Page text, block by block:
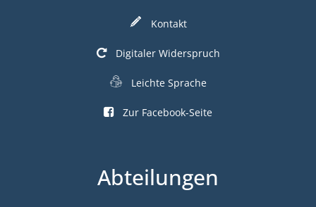
Kontakt
Digitaler Widerspruch
Leichte Sprache
Zur Facebook-Seite
Abteilungen